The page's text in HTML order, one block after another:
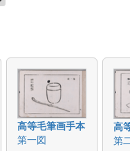
高等毛筆画手本
第一図
高
第